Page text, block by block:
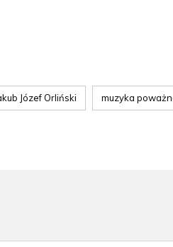
Józef Orliński muzyka